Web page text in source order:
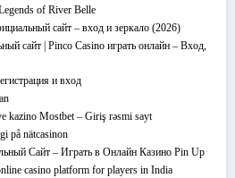
of River Belle
сайт – вход и зеркало (2026)
сайт | Pinco Casino играть онлайн – Вход,
и вход
kazino Mostbet – Giriş rəsmi sayt
på nätcasinon
Сайт – Играть в Онлайн Казино Pin Up
casino platform for players in India